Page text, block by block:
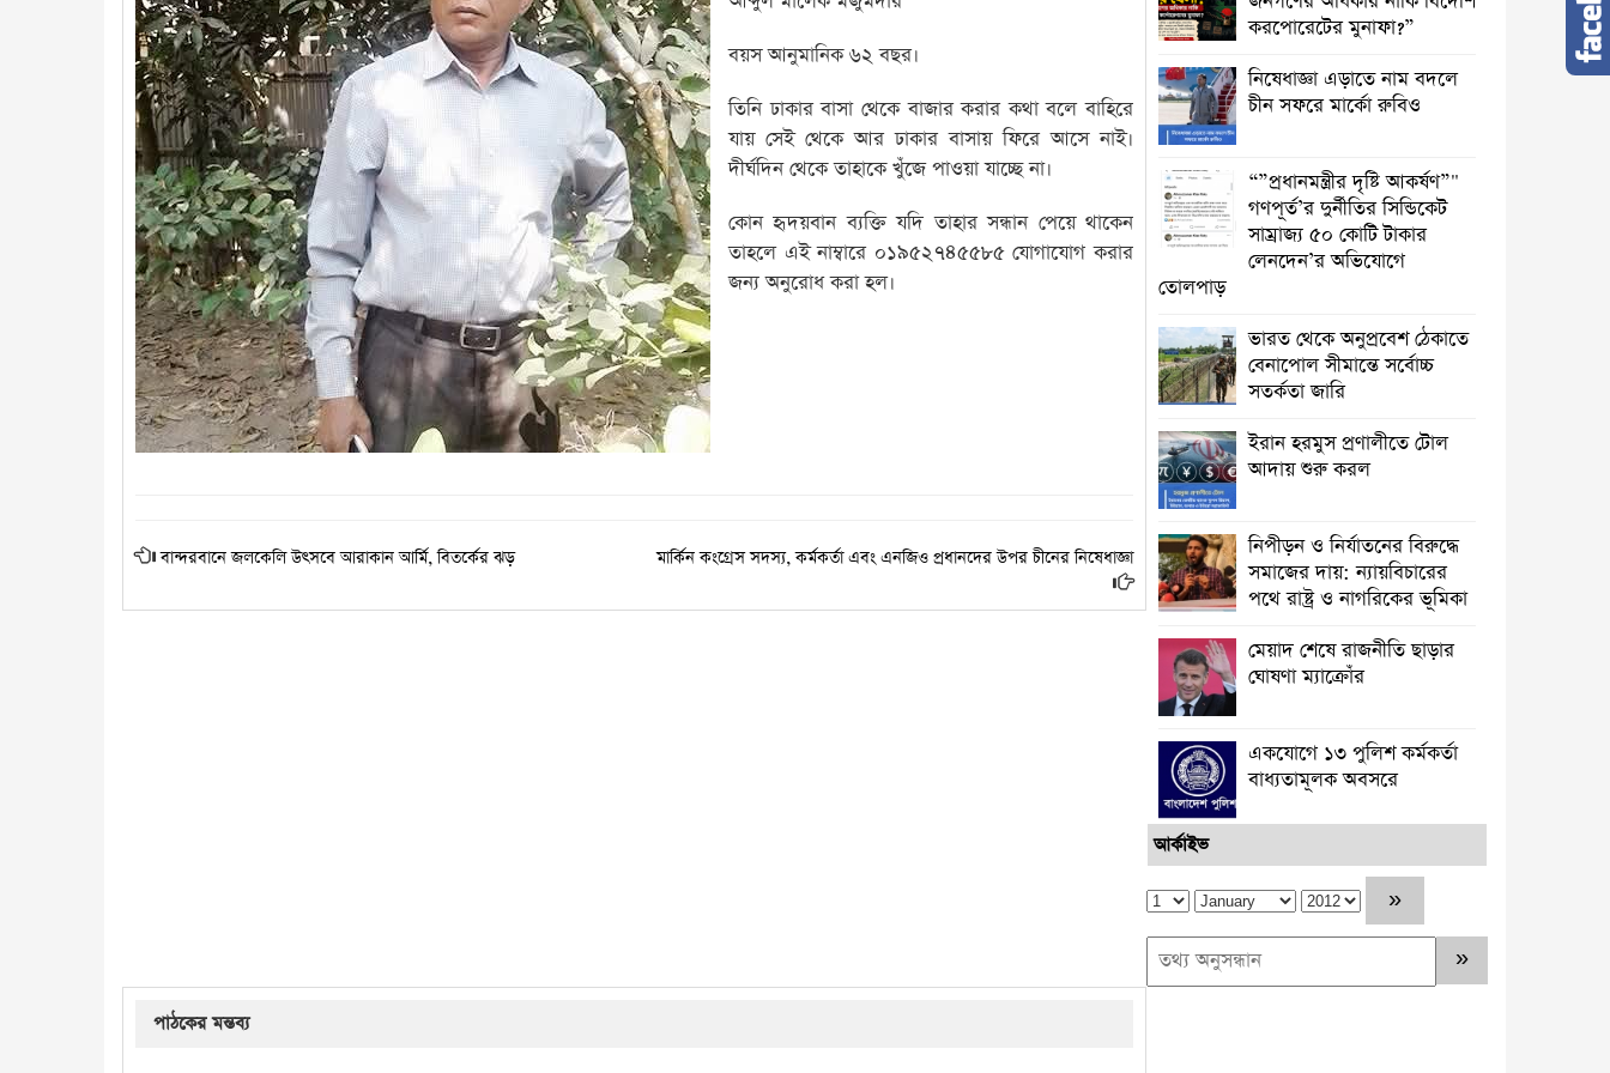
বয়স আনুমানিক ৬২ বছর।
তিনি ঢাকার বাসা থেকে বাজার করার কথা বলে বাহিরে
যায় সেই থেকে আর ঢাকার বাসায় ফিরে আসে নাই।
দীর্ঘদিন থেকে তাহাকে খুঁজে পাওয়া যাচ্ছে না।
কোন হৃদয়বান ব্যক্তি যদি তাহার সন্ধান পেয়ে থাকেন
তাহলে এই নাম্বারে ০১৯৫২৭৪৫৫৮৫ যোগাযোগ করার
জন্য অনুরোধ করা হল।
বান্দরবানে জলকেলি উৎসবে আরাকান আর্মি, বিতর্কের ঝড় মার্কিন কংগ্রেস সদস্য, কর্মকর্তা এবং এনজিও প্রধানদের উপর চীনের নিষেধাজ্ঞা
করপোরেটের মুনাফা?”
নিষেধাজ্ঞা এড়াতে নাম বদলে
চীন সফরে মার্কো রুবিও
“”প্রধানমন্ত্রীর দৃষ্টি আকর্ষণ”"
গণপূর্ত’র দুর্নীতির সিন্ডিকেট
সাম্রাজ্য ৫০ কোটি টাকার
লেনদেন’র অভিযোগে
তোলপাড়
ভারত থেকে অনুপ্রবেশ ঠেকাতে
বেনাপোল সীমান্তে সর্বোচ্চ
সতর্কতা জারি
ইরান হরমুস প্রণালীতে টোল
আদায় শুরু করল
নিপীড়ন ও নির্যাতনের বিরুদ্ধে
সমাজের দায়: ন্যায়বিচারের
পথে রাষ্ট্র ও নাগরিকের ভূমিকা
মেয়াদ শেষে রাজনীতি ছাড়ার
ঘোষণা ম্যাক্রোঁর
একযোগে ১৩ পুলিশ কর্মকর্তা
বাধ্যতামূলক অবসরে
আর্কাইভ
পাঠকের মন্তব্য